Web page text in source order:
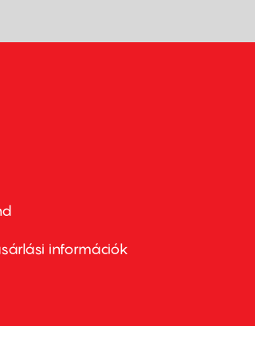
információk